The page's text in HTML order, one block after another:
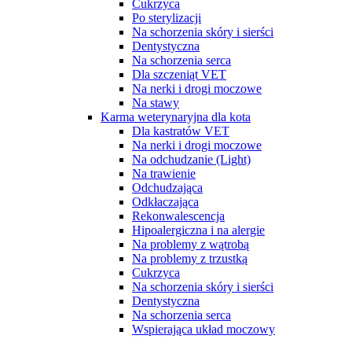
Cukrzyca
Po sterylizacji
Na schorzenia skóry i sierści
Dentystyczna
Na schorzenia serca
Dla szczeniąt VET
Na nerki i drogi moczowe
Na stawy
Karma weterynaryjna dla kota
Dla kastratów VET
Na nerki i drogi moczowe
Na odchudzanie (Light)
Na trawienie
Odchudzająca
Odkłaczająca
Rekonwalescencja
Hipoalergiczna i na alergie
Na problemy z wątrobą
Na problemy z trzustką
Cukrzyca
Na schorzenia skóry i sierści
Dentystyczna
Na schorzenia serca
Wspierająca układ moczowy